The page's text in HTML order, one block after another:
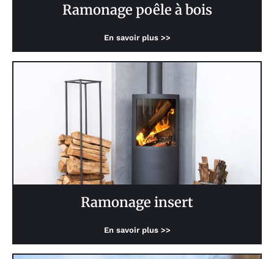
Ramonage poêle à bois
En savoir plus >>
Ramonage insert
En savoir plus >>